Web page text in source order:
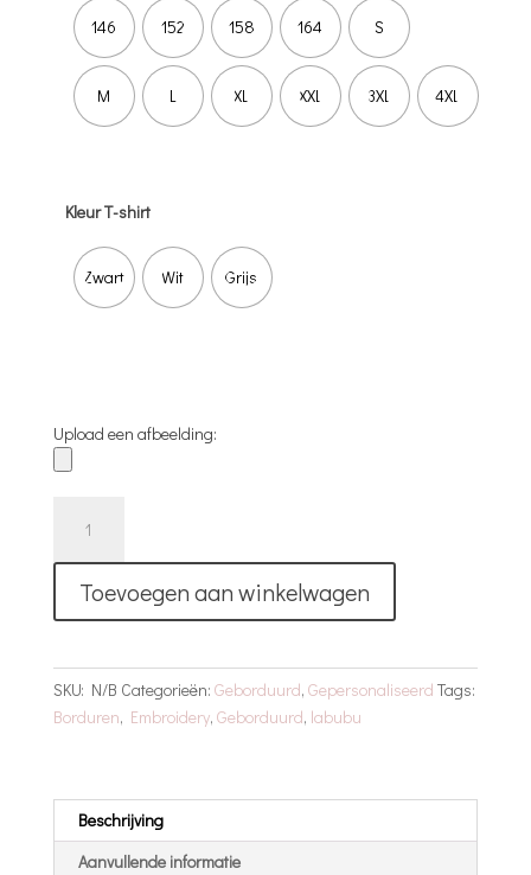
146 152 158 164 S
M L XL XXL 3XL 4XL
Kleur T-shirt
Zwart Wit Grijs
Upload een afbeelding:
Labubu
Geborduurd
Design
4
aantal
Toevoegen aan winkelwagen
SKU: N/B Categorieën: Geborduurd, Gepersonaliseerd Tags:
Borduren, Embroidery, Geborduurd, labubu
Beschrijving
Aanvullende informatie